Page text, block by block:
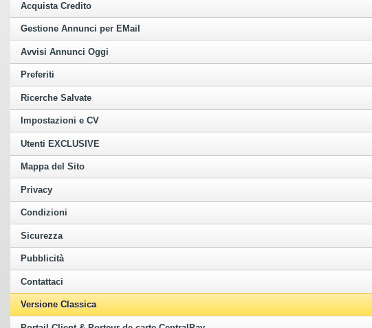
Acquista Credito
Gestione Annunci per EMail
Avvisi Annunci Oggi
Preferiti
Ricerche Salvate
Impostazioni e CV
Utenti EXCLUSIVE
Mappa del Sito
Privacy
Condizioni
Sicurezza
Pubblicità
Contattaci
Versione Classica